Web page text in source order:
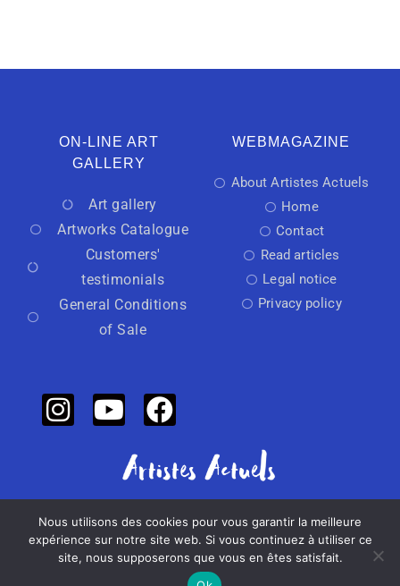
ON-LINE ART
GALLERY
Art gallery
Artworks Catalogue
Customers'
testimonials
General Conditions
of Sale
WEBMAGAZINE
About Artistes Actuels
Home
Contact
Read articles
Legal notice
Privacy policy
Independant art activator
Nous utilisons des cookies pour vous garantir la meilleure
expérience sur notre site web. Si vous continuez à utiliser ce
site, nous supposerons que vous en êtes satisfait.